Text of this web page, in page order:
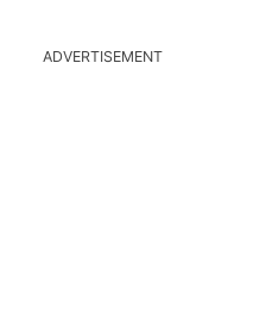
ADVERTISEMENT